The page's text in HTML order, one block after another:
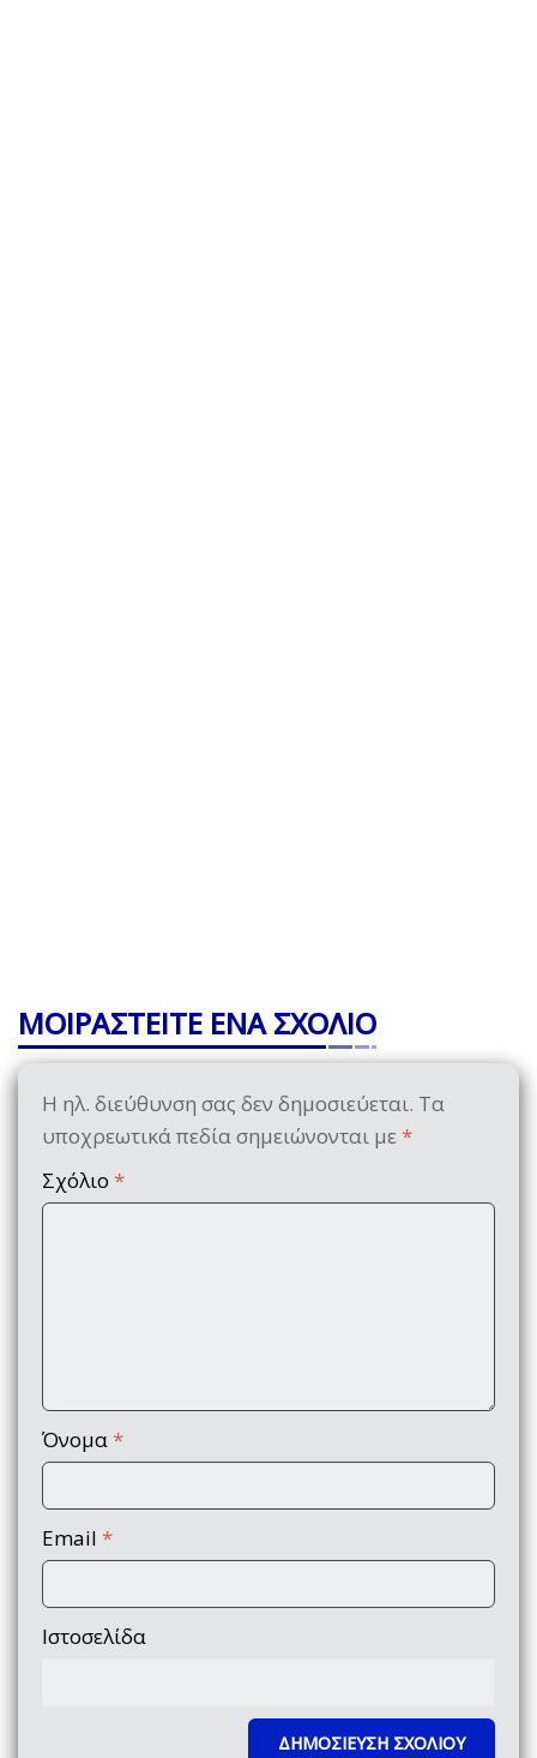
ΜΟΙΡΑΣΤΕΙΤΕ ΕΝΑ ΣΧΟΛΙΟ
Η ηλ. διεύθυνση σας δεν δημοσιεύεται. Τα
υποχρεωτικά πεδία σημειώνονται με *
Σχόλιο *
Όνομα *
Email *
Ιστοσελίδα